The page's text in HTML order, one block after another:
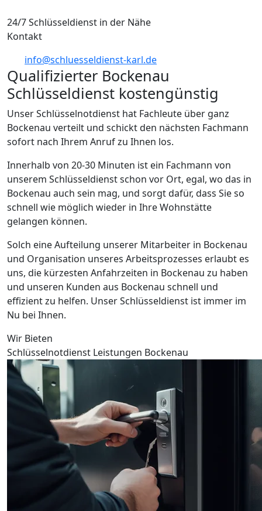
24/7 Schlüsseldienst in der Nähe
Kontakt
info@schluesseldienst-karl.de
Qualifizierter Bockenau
Schlüsseldienst kostengünstig
Unser Schlüsselnotdienst hat Fachleute über ganz
Bockenau verteilt und schickt den nächsten Fachmann
sofort nach Ihrem Anruf zu Ihnen los.
Innerhalb von 20-30 Minuten ist ein Fachmann von
unserem Schlüsseldienst schon vor Ort, egal, wo das in
Bockenau auch sein mag, und sorgt dafür, dass Sie so
schnell wie möglich wieder in Ihre Wohnstätte
gelangen können.
Solch eine Aufteilung unserer Mitarbeiter in Bockenau
und Organisation unseres Arbeitsprozesses erlaubt es
uns, die kürzesten Anfahrzeiten in Bockenau zu haben
und unseren Kunden aus Bockenau schnell und
effizient zu helfen. Unser Schlüsseldienst ist immer im
Nu bei Ihnen.
Wir Bieten
Schlüsselnotdienst Leistungen Bockenau